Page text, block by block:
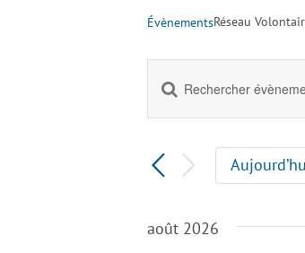
ÉvènementsRéseau
Recherche
et
navigation
de
Saisir
mot-
Évènements
clé.
août 2026